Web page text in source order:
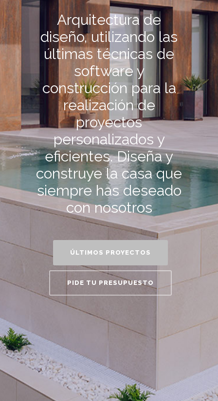
Arquitectura de
diseño, utilizando las
últimas técnicas de
software y
construcción para la
realización de
proyectos
personalizados y
eficientes. Diseña y
construye la casa que
siempre has deseado
con nosotros
ÚLTIMOS PROYECTOS
PIDE TU PRESUPUESTO